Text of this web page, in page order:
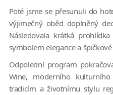
Poté jsme se přesunuli do
výjimečný oběd doplněný
Následovala krátká
symbolem elegance a
Odpolední program
Wine, moderního
tradicím a životnímu stylu